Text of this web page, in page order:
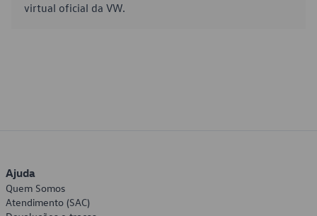
virtual oficial da VW.
Ajuda
Quem Somos
Atendimento (SAC)